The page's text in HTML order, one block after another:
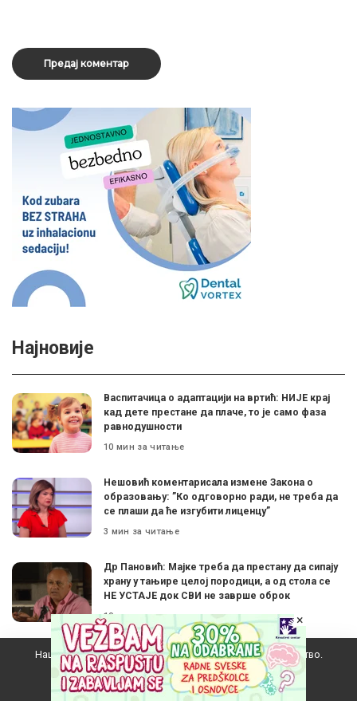
Најновије
Васпитачица о адаптацији на вртић: НИЈЕ крај
кад дете престане да плаче, то је само фаза
равнодушности
10 мин за читање
Нешовић коментарисала измене Закона о
образовању: ”Ко одговорно ради, не треба да
се плаши да ће изгубити лиценцу”
3 мин за читање
Др Пановић: Мајке треба да престану да сипају
храну у тањире целој породици, а од стола се
НЕ УСТАЈЕ док СВИ не заврше оброк
10 мин за читање
Како су учитељи, професори, научници из
СРБИЈЕ обогатили америчко образовање
10 мин за читање
Наш вебсајт користи колачиће да побољша ваше искуство.
Прихватам
×